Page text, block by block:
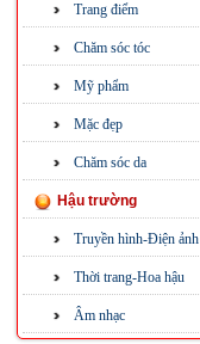
Trang điểm
Chăm sóc tóc
Mỹ phẩm
Mặc đẹp
Chăm sóc da
Hậu trường
Truyền hình-Điện ảnh
Thời trang-Hoa hậu
Âm nhạc